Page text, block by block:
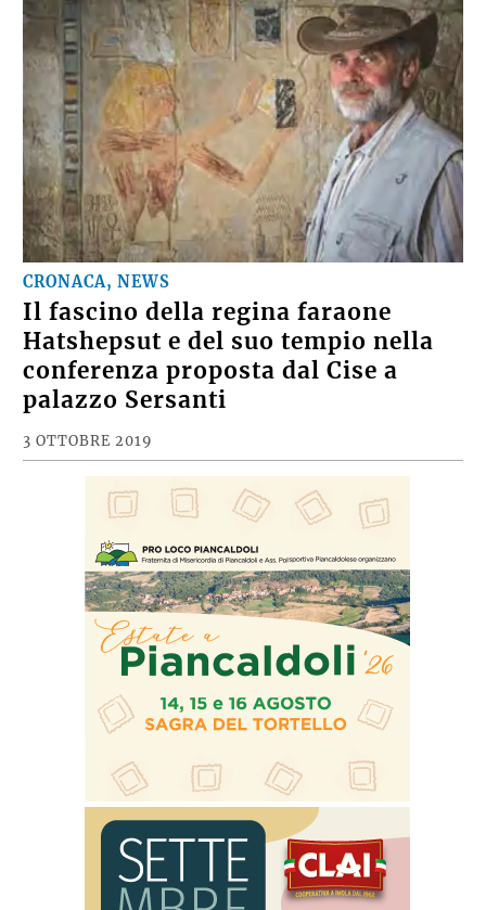
CRONACA, NEWS
Il fascino della regina faraone
Hatshepsut e del suo tempio nella
conferenza proposta dal Cise a
palazzo Sersanti
3 OTTOBRE 2019